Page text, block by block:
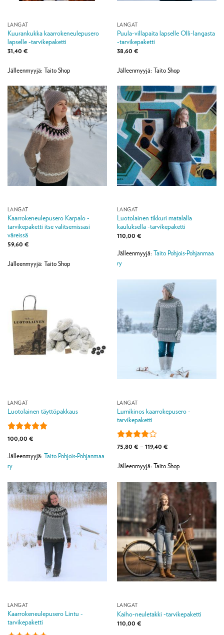
LANGAT
Kuurankukka kaarrokeneulepusero
lapselle -tarvikepaketti
31,40 €
Jälleenmyyjä: Taito Shop
LANGAT
Puula-villapaita lapselle Olli-langasta
-tarvikepaketti
38,60 €
Jälleenmyyjä: Taito Shop
LANGAT
Kaarrokeneulepusero Karpalo -
tarvikepaketti itse valitsemissasi
väreissä
59,60 €
Jälleenmyyjä: Taito Shop
LANGAT
Luotolainen tikkuri matalalla
kauluksella -tarvikepaketti
110,00 €
Jälleenmyyjä: Taito Pohjois-Pohjanmaa
ry
LANGAT
Luotolainen täyttöpakkaus
Arvostelu
/ 5
100,00 €
Jälleenmyyjä: Taito Pohjois-Pohjanmaa
ry
LANGAT
Lumikinos kaarrokepusero -
tarvikepaketti
Arvostelu
4 / 5
75,80 € – 119,40 €Hintaluokka:
119,40 €
Jälleenmyyjä: Taito Shop
LANGAT
Kaarrokeneulepusero Lintu -
tarvikepaketti
LANGAT
Kaiho-neuletakki -tarvikepaketti
110,00 €